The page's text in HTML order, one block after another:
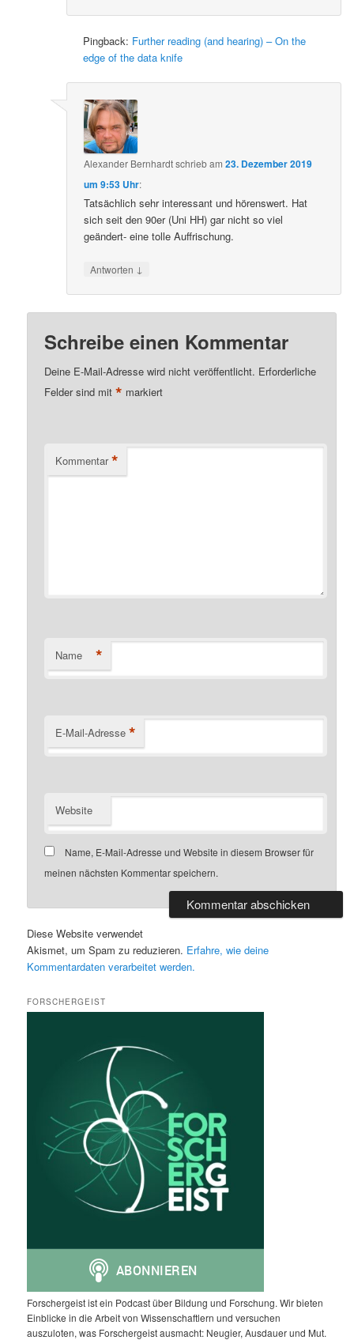
Pingback: Further reading (and hearing) – On the
edge of the data knife
Alexander Bernhardtschriebam23. Dezember 2019
um 9:53 Uhr:
Tatsächlich sehr interessant und hörenswert. Hat
sich seit den 90er (Uni HH) gar nicht so viel
geändert- eine tolle Auffrischung.
Antworten ↓
Schreibe einen Kommentar
Deine E-Mail-Adresse wird nicht veröffentlicht. Erforderliche
Felder sind mit* markiert
Kommentar *
Name *
E-Mail-Adresse *
Website
Name, E-Mail-Adresse und Website in diesem Browser für
meinen nächsten Kommentar speichern.
Diese Website verwendet
Akismet, um Spam zu reduzieren. Erfahre, wie deine
Kommentardaten verarbeitet werden.
FORSCHERGEIST
Forschergeist ist ein Podcast über Bildung und Forschung. Wir bieten
Einblicke in die Arbeit von Wissenschaftlern und versuchen
auszuloten, was Forschergeist ausmacht: Neugier, Ausdauer und Mut.